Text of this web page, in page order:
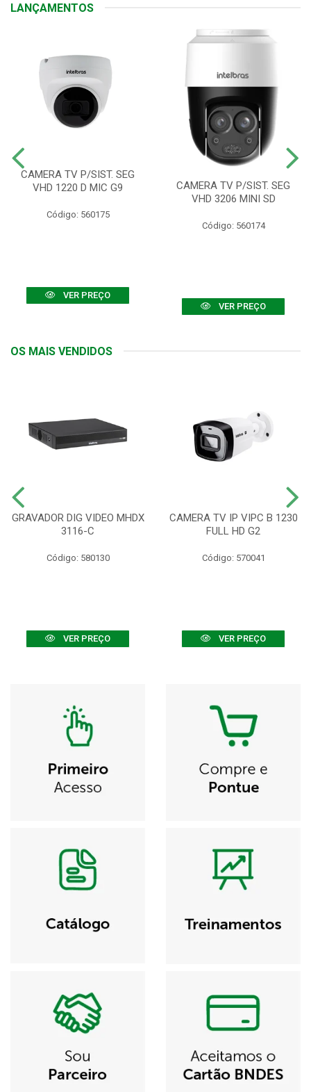
LANÇAMENTOS
CAMERA TV P/SIST. SEG
VHD 1220 D MIC G9
Código: 560175
VER PREÇO
CAMERA TV P/SIST. SEG
VHD 3206 MINI SD
Código: 560174
VER PREÇO
OS MAIS VENDIDOS
GRAVADOR DIG VIDEO MHDX
3116-C
Código: 580130
VER PREÇO
CAMERA TV IP VIPC B 1230
FULL HD G2
Código: 570041
VER PREÇO